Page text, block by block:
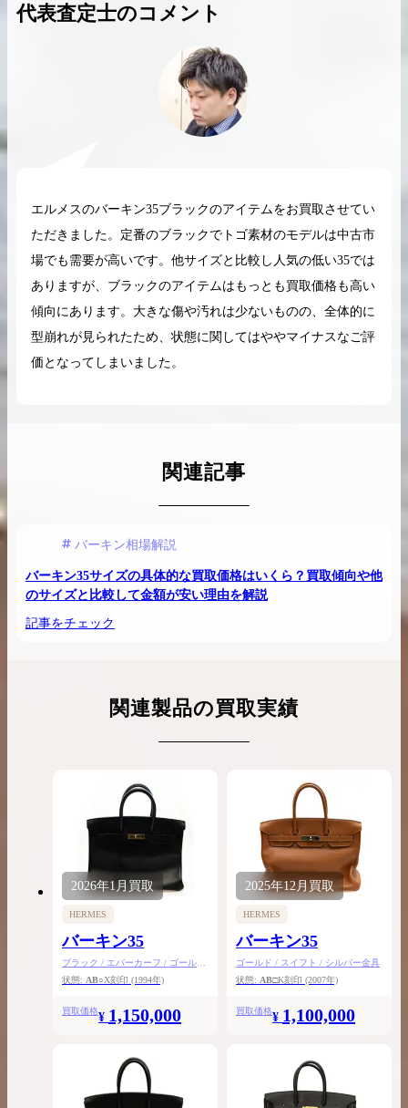
希少なリザード素材のバーキンの買取価格や
代表査定士のコメント
エルメスのバーキン35ブラックのアイテムをお買取させてい
ただきました。定番のブラックでトゴ素材のモデルは中古市
場でも需要が高いです。他サイズと比較し人気の低い35では
ありますが、ブラックのアイテムはもっとも買取価格も高い
傾向にあります。大きな傷や汚れは少ないものの、全体的に
型崩れが見られたため、状態に関してはややマイナスなご評
価となってしまいました。
関連記事
バーキン相場解説
バーキン35サイズの具体的な買取価格はいくら？買取傾向や他
のサイズと比較して金額が安い理由を解説
記事をチェック
関連製品の買取実績
2026年1月買取
HERMES
バーキン35
ブラック / エバーカーフ / ゴールド
金具
状態: AB○X刻印 (1994年)
買取価格¥ 1,150,000
2025年12月買取
HERMES
バーキン35
ゴールド / スイフト / シルバー金具
状態: AB□K刻印 (2007年)
買取価格¥ 1,100,000